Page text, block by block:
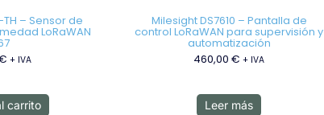
– Sensor de
LoRaWAN
+ IVA
carrito
Milesight DS7610 – Pantalla de
control LoRaWAN para supervisión y
automatización
460,00€ + IVA
Leer más